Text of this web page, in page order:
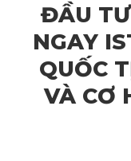
ĐẦU
NGAY
QUỐC
VÀ CƠ